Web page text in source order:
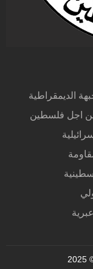
الديمقراطية
اجل فلسطين
©